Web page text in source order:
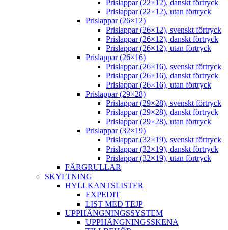
Prislappar (22×12), danskt förtryck
Prislappar (22×12), utan förtryck
Prislappar (26×12)
Prislappar (26×12), svenskt förtryck
Prislappar (26×12), danskt förtryck
Prislappar (26×12), utan förtryck
Prislappar (26×16)
Prislappar (26×16), svenskt förtryck
Prislappar (26×16), danskt förtryck
Prislappar (26×16), utan förtryck
Prislappar (29×28)
Prislappar (29×28), svenskt förtryck
Prislappar (29×28), danskt förtryck
Prislappar (29×28), utan förtryck
Prislappar (32×19)
Prislappar (32×19), svenskt förtryck
Prislappar (32×19), danskt förtryck
Prislappar (32×19), utan förtryck
FÄRGRULLAR
SKYLTNING
HYLLKANTSLISTER
EXPEDIT
LIST MED TEJP
UPPHÄNGNINGSSYSTEM
UPPHÄNGNINGSSKENA